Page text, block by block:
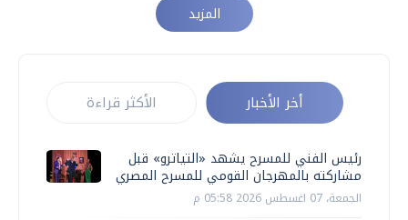
المزيد
أخر الأخبار الأكثر قراءة
رئيس الفني للمسرح يشهد «التياترو» قبل
مشاركته بالمهرجان القومي للمسرح المصري
الجمعة، 07 اغسطس 2026 05:58 م